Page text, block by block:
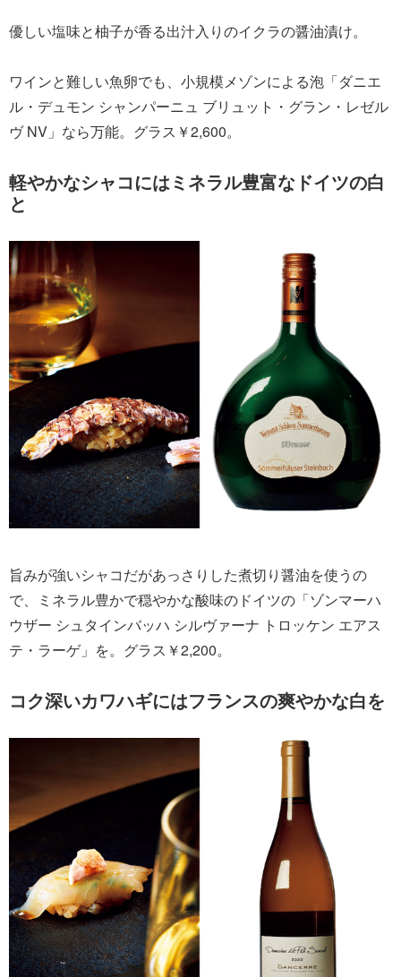
優しい塩味と柚子が香る出汁入りのイクラの醤油漬け。
ワインと難しい魚卵でも、小規模メゾンによる泡「ダニエ
ル・デュモン シャンパーニュ ブリュット・グラン・レゼル
ヴ NV」なら万能。グラス￥2,600。
軽やかなシャコにはミネラル豊富なドイツの白
と
旨みが強いシャコだがあっさりした煮切り醤油を使うの
で、ミネラル豊かで穏やかな酸味のドイツの「ゾンマーハ
ウザー シュタインバッハ シルヴァーナ トロッケン エアス
テ・ラーゲ」を。グラス￥2,200。
コク深いカワハギにはフランスの爽やかな白を